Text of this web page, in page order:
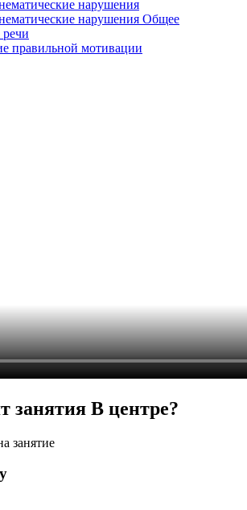
нарушения
нарушения Общее
речи
правильной мотивации
занятия В центре?